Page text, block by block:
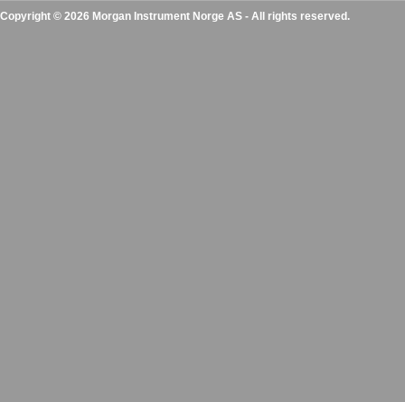
Copyright © 2026 Morgan Instrument Norge AS - All rights reserved.